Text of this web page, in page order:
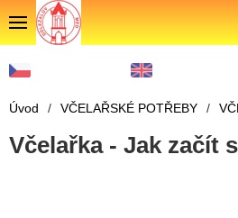
Úvod / VČELAŘSKÉ POTŘEBY /
Včelařka - Jak začít